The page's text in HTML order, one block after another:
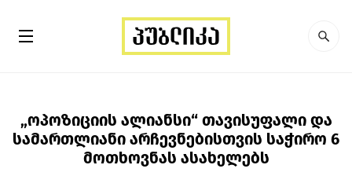
„ოპოზიციის ალიანსი“ თავისუფალი და
სამართლიანი არჩევნებისთვის საჭირო 6
მოთხოვნას ასახელებს